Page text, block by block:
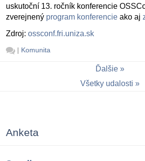
uskutoční 13. ročník konferencie
zverejnený program konferencie ako aj
Zdroj: ossconf.fri.uniza.sk
| Komunita
Ďalšie
Všetky udalosti
Anketa